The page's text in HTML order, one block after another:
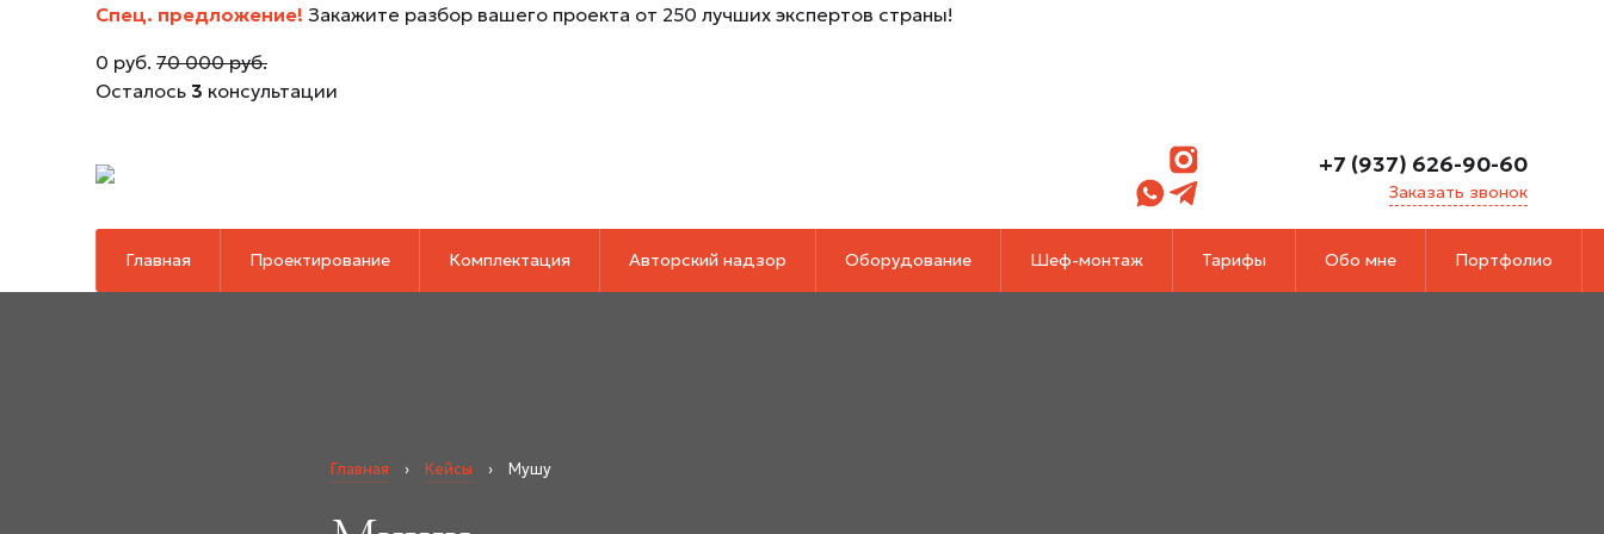
Спец. предложение! Закажите разбор вашего проекта от 250 лучших экспертов страны!
0 руб. 70 000 руб.
Осталось 3 консультации
+7 (937) 626-90-60
Заказать звонок
Главная Проектирование Комплектация Авторский надзор Оборудование Шеф-монтаж Тарифы Обо мне Портфолио
Главная › Кейсы › Мушу